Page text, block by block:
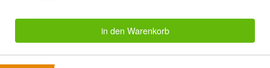
in den Warenkorb